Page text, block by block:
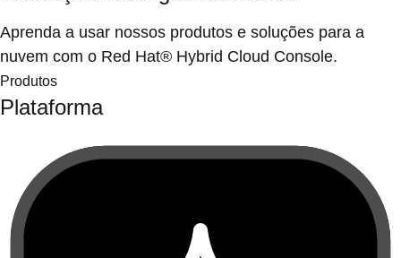
Aprenda a usar nossos produtos e soluções para a
nuvem com o Red Hat® Hybrid Cloud Console.
Produtos
Plataforma